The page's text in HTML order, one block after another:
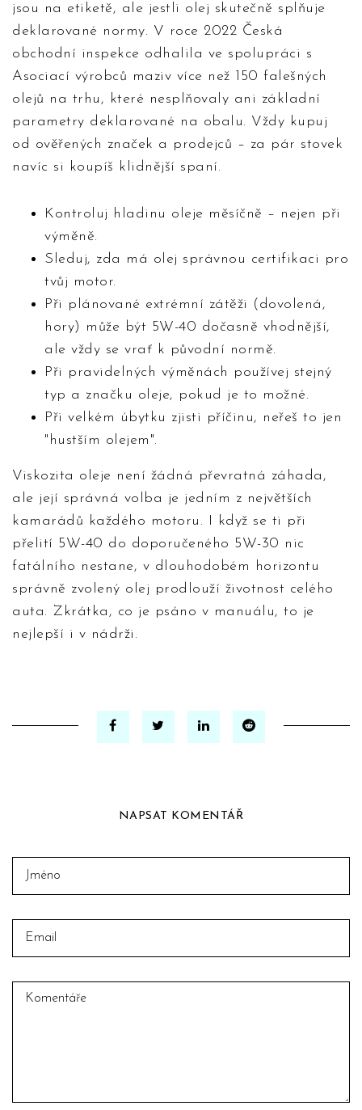
jsou na etiketě, ale jestli olej skutečně splňuje
deklarované normy. V roce 2022 Česká
obchodní inspekce odhalila ve spolupráci s
Asociací výrobců maziv více než 150 falešných
olejů na trhu, které nesplňovaly ani základní
parametry deklarované na obalu. Vždy kupuj
od ověřených značek a prodejců – za pár stovek
navíc si koupíš klidnější spaní.
Kontroluj hladinu oleje měsíčně – nejen při
výměně.
Sleduj, zda má olej správnou certifikaci pro
tvůj motor.
Při plánované extrémní zátěži (dovolená,
hory) může být 5W-40 dočasně vhodnější,
ale vždy se vrať k původní normě.
Při pravidelných výměnách používej stejný
typ a značku oleje, pokud je to možné.
Při velkém úbytku zjisti příčinu, neřeš to jen
"hustším olejem".
Viskozita oleje není žádná převratná záhada,
ale její správná volba je jedním z největších
kamarádů každého motoru. I když se ti při
přelití 5W-40 do doporučeného 5W-30 nic
fatálního nestane, v dlouhodobém horizontu
správně zvolený olej prodlouží životnost celého
auta. Zkrátka, co je psáno v manuálu, to je
nejlepší i v nádrži.
NAPSAT KOMENTÁŘ